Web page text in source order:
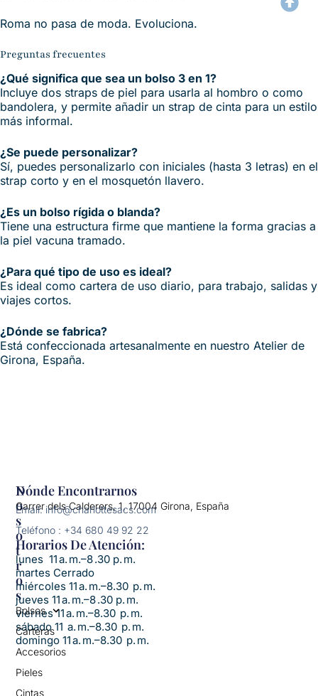
Roma no pasa de moda. Evoluciona.
Preguntas frecuentes
¿Qué significa que sea un bolso 3 en 1?
Incluye dos straps de piel para usarla al hombro o como
bandolera, y permite añadir un strap de cinta para un estilo
más informal.
¿Se puede personalizar?
Sí, puedes personalizarlo con iniciales (hasta 3 letras) en el
strap corto y en el mosquetón llavero.
¿Es un bolso rígida o blanda?
Tiene una estructura firme que mantiene la forma gracias a
la piel vacuna tramado.
¿Para qué tipo de uso es ideal?
Es ideal como cartera de uso diario, para trabajo, salidas y
viajes cortos.
¿Dónde se fabrica?
Está confeccionada artesanalmente en nuestro Atelier de
Girona, España.
N
O
S
O
T
R
O
S
Bolsos
Carteras
Accesorios
Pieles
Cintas
Dónde Encontrarnos
Carrer dels Calderers, 1, 17004 Girona, España
Email: info@charlottesacs.com
Teléfono : +34 680 49 92 22
Horarios De Atención:​
lunes 11 a. m.–8 .30 p. m.
martes Cerrado
miércoles 11 a. m.–8.30 p. m.
jueves 11 a. m.–8 .30 p. m.
viernes 11 a. m.–8.30 p. m.
sábado 11 a. m.–8.30 p. m.
domingo 11 a. m.–8.30 p. m.